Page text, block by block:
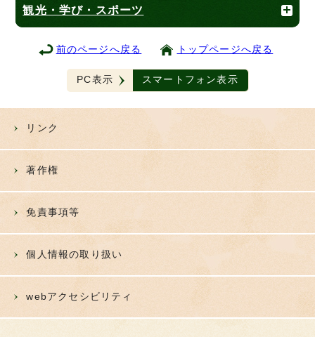
観光・学び・スポーツ
前のページへ戻る トップページへ戻る
PC表示 スマートフォン表示
リンク
著作権
免責事項等
個人情報の取り扱い
webアクセシビリティ